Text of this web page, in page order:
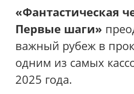
«Фантастическая
Первые шаги»
важный рубеж в
одним из самых
2025 года.